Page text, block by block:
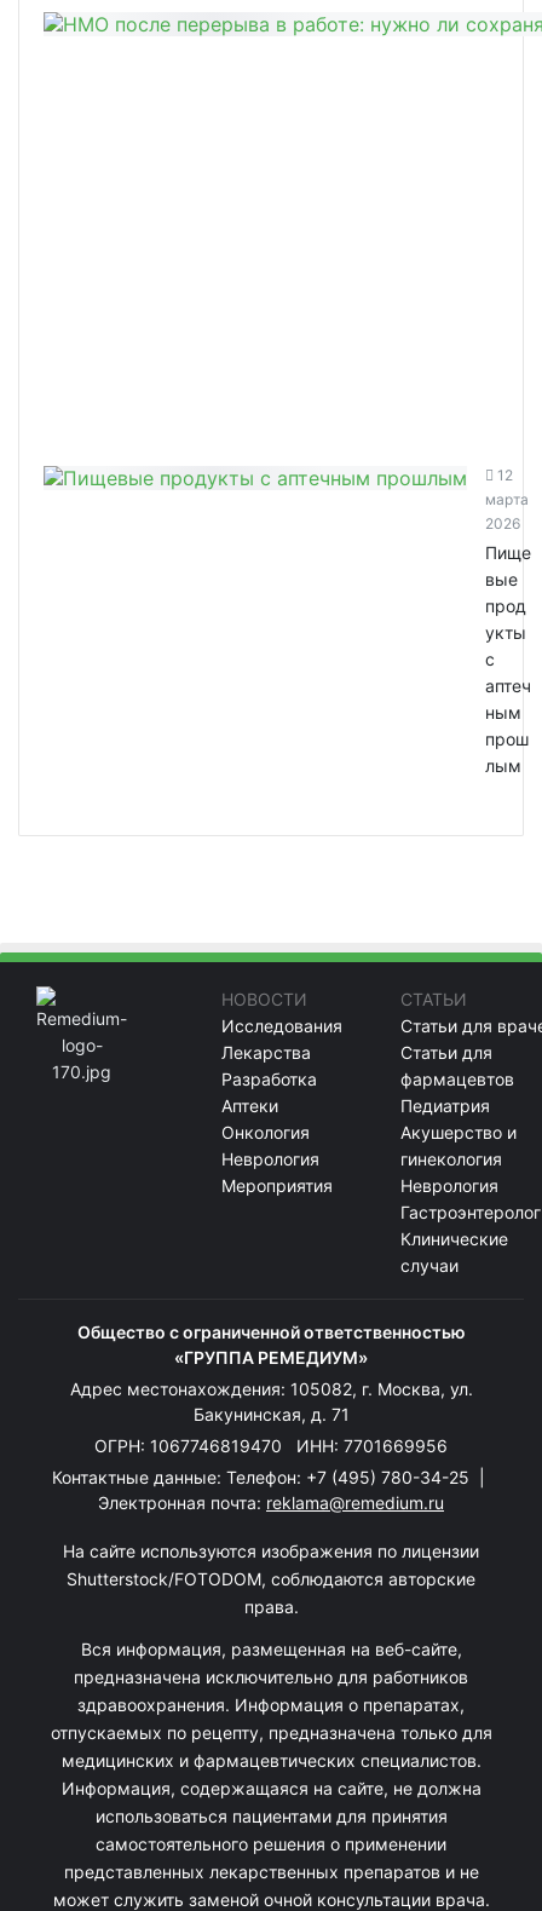
12
марта
2026
Пище
вые
прод
укты
с
аптеч
ным
прош
лым
НОВОСТИ
Исследования
Лекарства
Разработка
Аптеки
Онкология
Неврология
Мероприятия
СТАТЬИ
Статьи для
Статьи для
фармацевтов
Педиатрия
Акушерство и
гинекология
Неврология
Клинические
случаи
Общество с ограниченной ответственностью
«ГРУППА РЕМЕДИУМ»
Адрес местонахождения: 105082, г. Москва, ул.
Бакунинская, д. 71
ОГРН: 1067746819470 ИНН: 7701669956
Контактные данные: Телефон: +7 (495) 780-34-25
Электронная почта: reklama@remedium.ru
На сайте используются изображения по лицензии
Shutterstock/FOTODOM, соблюдаются авторские
права.
Вся информация, размещенная на веб-сайте,
предназначена исключительно для работников
здравоохранения. Информация о препаратах,
отпускаемых по рецепту, предназначена только для
медицинских и фармацевтических специалистов.
Информация, содержащаяся на сайте, не должна
использоваться пациентами для принятия
самостоятельного решения о применении
представленных лекарственных препаратов и не
может служить заменой очной консультации врача.